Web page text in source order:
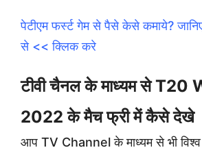
पेटीएम फर्स्ट गेम से पैसे केसे कमाये? जानिए
से << क्लिक करे
टीवी चैनल के माध्यम से
2022 के मैच फ्री में कैसे देखे
आप TV Channel के माध्यम से भी